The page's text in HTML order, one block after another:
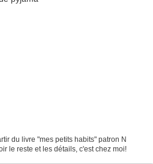
du livre "mes petits habits" patron N
le reste et les détails, c'est chez moi!